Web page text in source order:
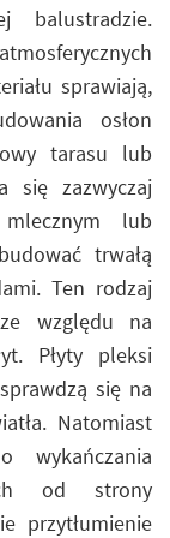
balustradzie.
sprawiają,
osłon
tarasu lub
się zazwyczaj
lub
trwałą
Ten rodzaj
względu na
Płyty pleksi
się na
Natomiast
wykańczania
od strony
przytłumienie